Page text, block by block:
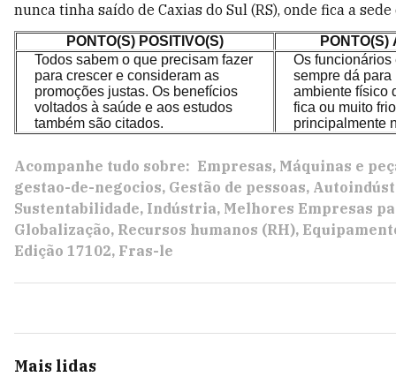
nunca tinha saído de Caxias do Sul (RS), onde fica a
PONTO(S) POSITIVO(S)
PONTO(S)
Todos sabem o que precisam fazer
para crescer e consideram as
promoções justas. Os benefícios
voltados à saúde e aos estudos
também são citados.
Os funcionários
sempre dá para
ambiente físico
fica ou muito
principalmente
Acompanhe tudo sobre: Empresas Máquinas e
gestao-de-negocios Gestão de pessoas
Sustentabilidade Indústria Melhores Empresas
Globalização Recursos humanos (RH)
Edição 17102 Fras-le
Mais lidas